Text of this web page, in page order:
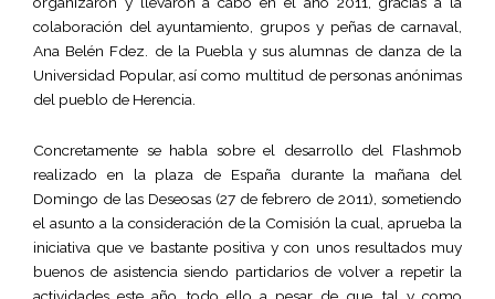
colaboración del ayuntamiento, grupos y peñas de carnaval,
Ana Belén Fdez. de la Puebla y sus alumnas de danza de la
Universidad Popular, así como multitud de personas anónimas
del pueblo de Herencia.
Concretamente se habla sobre el desarrollo del Flashmob
realizado en la plaza de España durante la mañana del
Domingo de las Deseosas (27 de febrero de 2011), sometiendo
el asunto a la consideración de la Comisión la cual, aprueba la
iniciativa que ve bastante positiva y con unos resultados muy
buenos de asistencia siendo partidarios de volver a repetir la